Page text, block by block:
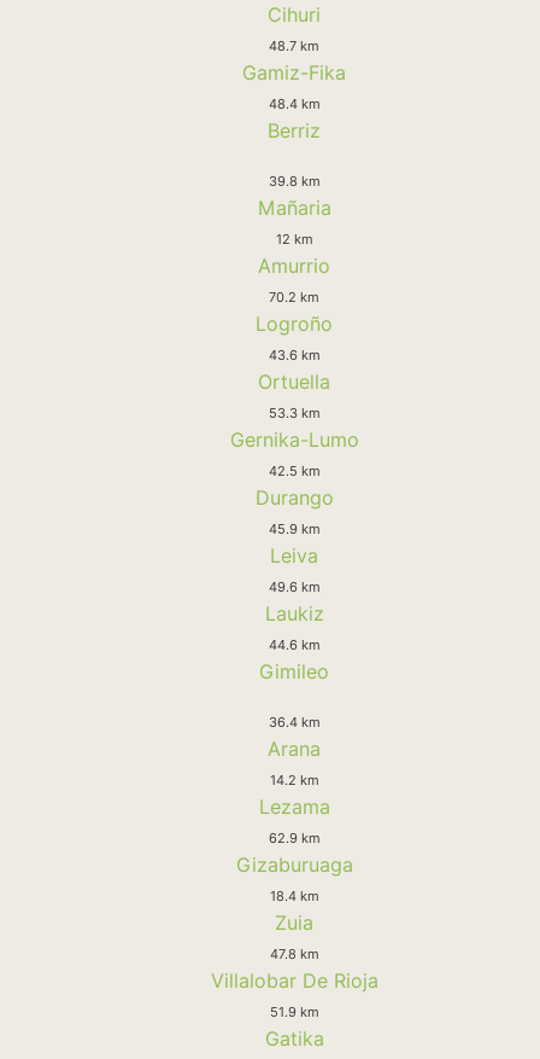
Cihuri
48.7 km
Gamiz-Fika
48.4 km
Berriz
39.8 km
Mañaria
12 km
Amurrio
70.2 km
Logroño
43.6 km
Ortuella
53.3 km
Gernika-Lumo
42.5 km
Durango
45.9 km
Leiva
49.6 km
Laukiz
44.6 km
Gimileo
36.4 km
Arana
14.2 km
Lezama
62.9 km
Gizaburuaga
18.4 km
Zuia
47.8 km
Villalobar De Rioja
51.9 km
Gatika